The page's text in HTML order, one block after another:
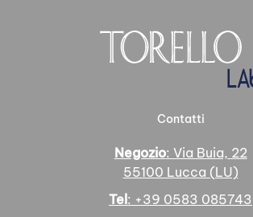
Contatti
Negozio: Via Buia, 22
55100 Lucca (LU)
Tel: +39 0583 085743